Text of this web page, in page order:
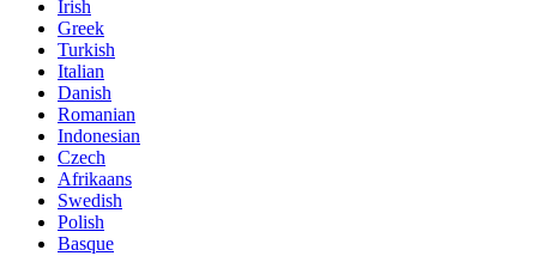
Irish
Greek
Turkish
Italian
Danish
Romanian
Indonesian
Czech
Afrikaans
Swedish
Polish
Basque